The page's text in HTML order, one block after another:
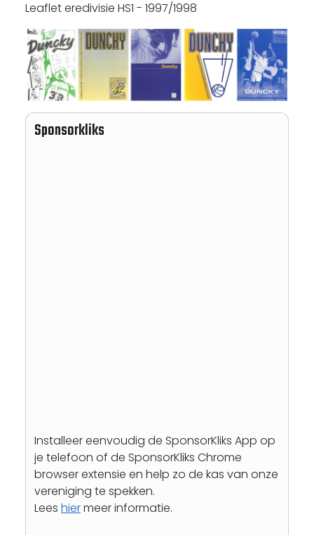
Leaflet eredivisie HS1 - 1997/1998
Sponsorkliks
Installeer eenvoudig de SponsorKliks App op
je telefoon of de SponsorKliks Chrome
browser extensie en help zo de kas van onze
vereniging te spekken.
Lees hiermeer informatie.